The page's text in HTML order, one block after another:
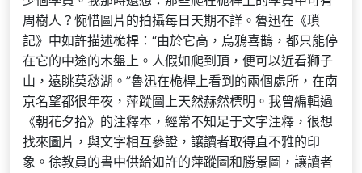
周樹人？惋惜圖片的拍攝每日天期不詳。魯迅在《瑣
記》中如許描述桅桿：“由於它高，烏鴉喜鵲，都只能停
在它的中途的木盤上。人假如爬到頂，便可以近看獅子
山，遠眺莫愁湖。”魯迅在桅桿上看到的兩個處所，在南
京名望都很年夜，萍蹤圖上天然赫然標明。我曾編輯過
《朝花夕拾》的注釋本，經常不知足于文字注釋，很想
找來圖片，與文字相互參證，讓讀者取得直不雅的印
象。徐教員的書中供給如許的萍蹤圖和勝景圖，讓讀者